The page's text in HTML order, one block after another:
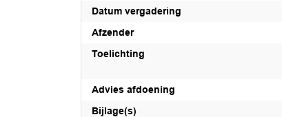
Datum vergadering
Afzender
Toelichting
Advies afdoening
Bijlage(s)